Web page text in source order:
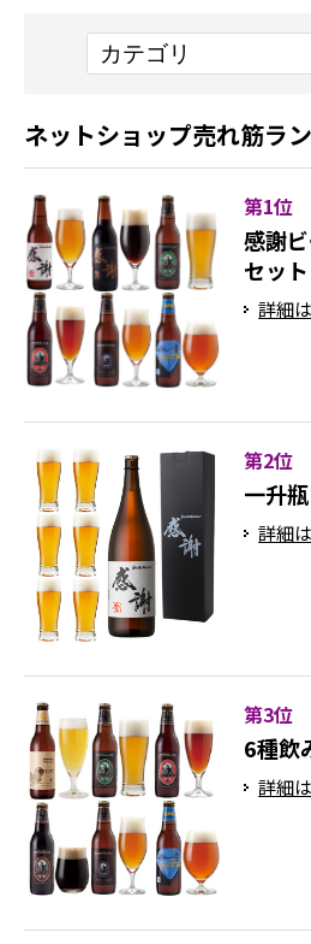
ネットショップ売れ筋ラ
第1位
感謝
セット
詳細
第2位
一升
詳細
第3位
6種飲
詳細